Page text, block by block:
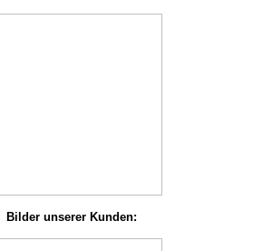
Bilder unserer Kunden: